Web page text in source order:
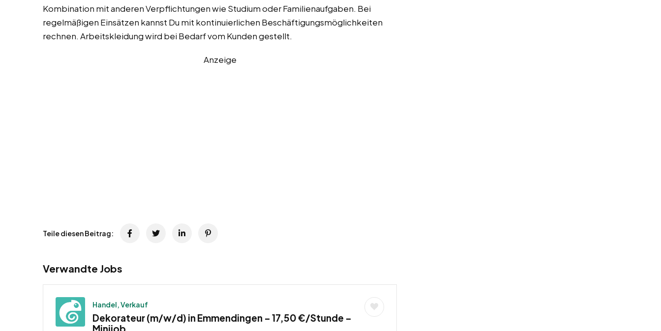
Kombination mit anderen Verpflichtungen wie Studium oder Familienaufgaben. Bei
regelmäßigen Einsätzen kannst Du mit kontinuierlichen Beschäftigungsmöglichkeiten
rechnen. Arbeitskleidung wird bei Bedarf vom Kunden gestellt.
Anzeige
Teile diesen Beitrag:
Verwandte Jobs
Handel, Verkauf
Dekorateur (m/w/d) in Emmendingen – 17,50 €/Stunde –